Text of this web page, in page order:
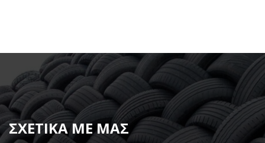
ΣΧΕΤΙΚΑ ΜΕ ΜΑΣ